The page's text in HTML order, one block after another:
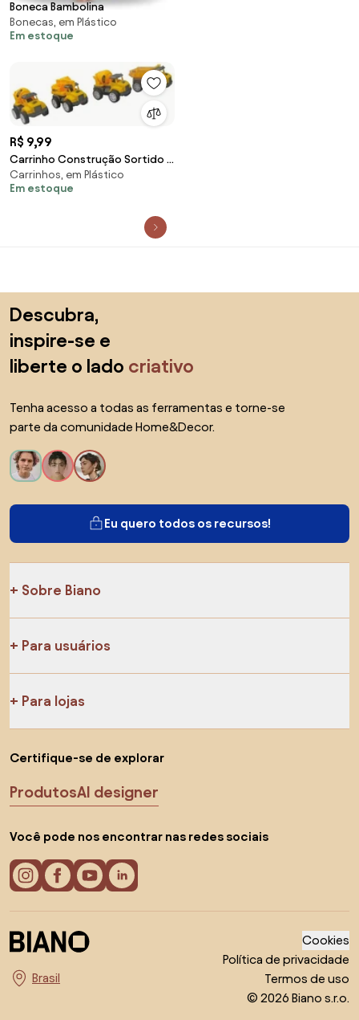
Boneca Bambolina
Bonecas, em Plástico
Em estoque
R$ 9,99
Carrinho Construção Sortido 1
Peça
Carrinhos, em Plástico
Em estoque
Descubra,
inspire-se e
liberte o lado criativo
Tenha acesso a todas as ferramentas e torne-se
parte da comunidade Home&Decor.
Eu quero todos os recursos!
Sobre Biano
Para usuários
Para lojas
Certifique-se de explorar
ProdutosAI designer
Você pode nos encontrar nas redes sociais
Escolha o país
Cookies
Política de privacidade
Termos de uso
© 2026 Biano s.r.o.